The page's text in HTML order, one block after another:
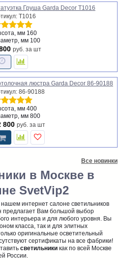
Груша Garda Decor T1016
T1016
мм 160
мм 100
руб. за шт
люстра Garda Decor 86-90188
86-90188
мм 400
мм 800
800 руб. за шт
Все новинки
в Москве в
SvetVip2
интернет салоне светильников
предлагает Вам большой выбор
интерьера и для любого уровня. Вы
класса, так и для элитных
оригинальные осветительный
сертификаты на все фабрики!
светильники как по всей Москве
России.